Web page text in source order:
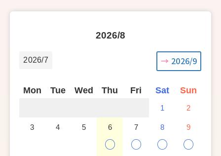
2026/8
2026/7 2026/9
Mon Tue Wed Thu Fri Sat Sun
1 2
3 4 5 6
○
7
○
8
○
9
○